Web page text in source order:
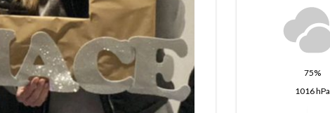
75%
1016 hPa